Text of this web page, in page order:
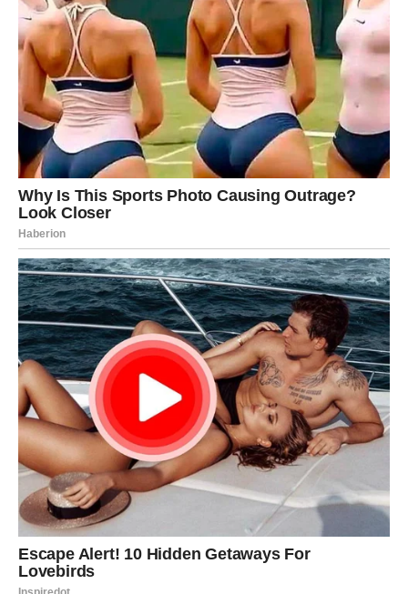
Poslije mnogo briga dolazi osjećaj da konačno možete
mirnije planirati budućnost.
Sudbina vam vraća vjeru u bolje dane
Pred vama su trenuci puni olakšanja i sreće.
Finansijska vrata sada se širom otvaraju mnogim
znakovima Zodijaka, ali posebno će blistati Bikovi, Lavovi i
Škorpije kojima zvijezde donose priliku za pare kakve
nisu ni sanjali.
Ovo je period tokom kojeg univerzum pokazuje da poslije
dugih borbi dolazi vrijeme kada novac konačno počinje
dolaziti mnogo lakše, brže i u većim količinama nego ikad
prije.